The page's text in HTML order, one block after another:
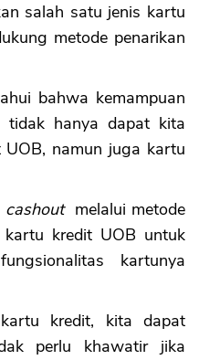
salah satu jenis kartu
metode penarikan
bahwa kemampuan
tidak hanya dapat kita
namun juga kartu
cashout melalui metode
kartu kredit UOB untuk
kartunya
kredit, kita dapat
perlu khawatir jika